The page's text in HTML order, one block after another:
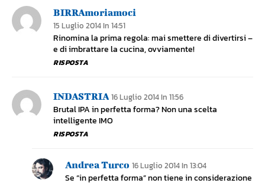
BIRRAmoriamoci
15 Luglio 2014 In 14:51
Rinomina la prima regola: mai smettere di divertirsi –
e di imbrattare la cucina, ovviamente!
RISPOSTA
INDASTRIA 16 Luglio 2014 In 11:56
Brutal IPA in perfetta forma? Non una scelta
intelligente IMO
RISPOSTA
Andrea Turco 16 Luglio 2014 In 13:04
Se “in perfetta forma” non tiene in considerazione